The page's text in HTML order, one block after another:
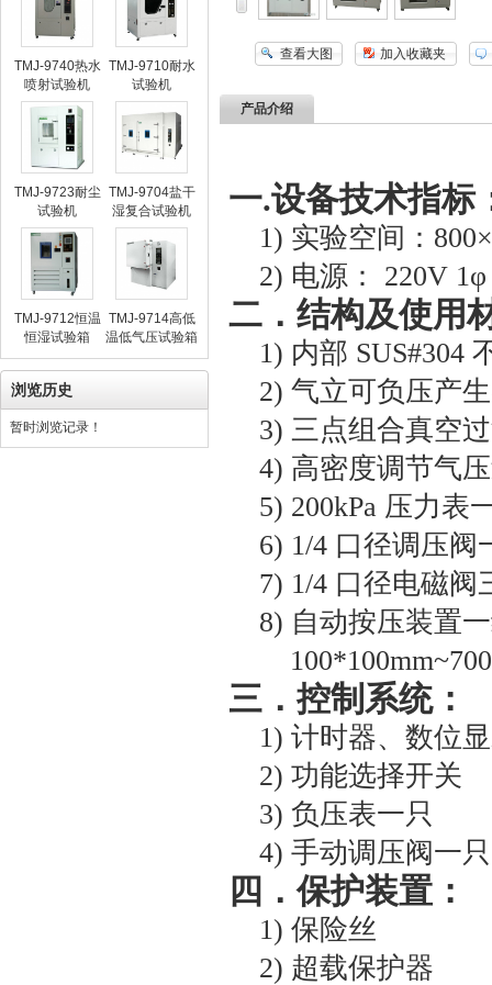
TMJ-9740热水
喷射试验机
TMJ-9710耐水
试验机
TMJ-9723耐尘
试验机
TMJ-9704盐干
湿复合试验机
TMJ-9712恒温
恒湿试验箱
TMJ-9714高低
温低气压试验箱
浏览历史
暂时浏览记录！
查看大图 加入收藏夹
产品介绍
一.设备技术指标
1) 实验空间：800×
2) 电源： 220V 1
二 ．结构及使用
1) 内部 SUS#304
2) 气立可负压产
3) 三点组合真空
4) 高密度调节气
5) 200kPa 压力表
6) 1/4 口径调压阀
7) 1/4 口径电磁阀
8) 自动按压装置
三 ．控制系统：
1) 计时器、数位
2) 功能选择开关
3) 负压表一只
4) 手动调压阀一只
四 ．保护装置：
1) 保险丝
2) 超载保护器